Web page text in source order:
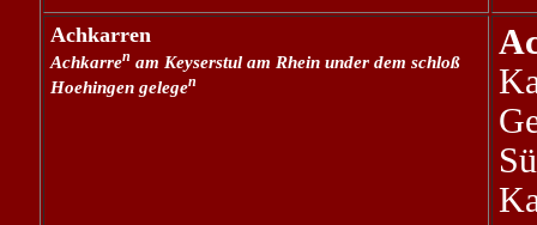
Achkarren
Achkarren am Keyserstul am Rhein under dem schloß
Hoehingen gelegen